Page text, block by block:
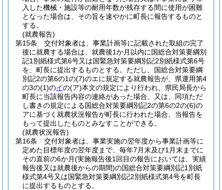
入した機械・施設等の耐用年数が残存する間に使用が困難
となった場合は、その旨を速やかに町長に報告するものと
する。
(就農報告)
第15条
交付対象者は、事業計画等に記載された取組の完了
後に就農する場合は、就農後1か月以内に国総合対策要綱別
記1別紙様式第6号又は国緊急対策要綱別記2別紙様式第6号
を、町長に提出するものとする。 ただし、国総合対策要綱
別記2の第6の1の(7)のエに規定する就農報告が、県運用第4
の3の(1)のイの(ア)本文の規定により行われ、県民局長から
町長に当該報告内容の連絡があった場合、又は、同項ただ
し書きの規定による国総合対策要綱別記2の第6の2の(6)の
アに基づく就農状況報告が町長に行われた場合、当報告を
もって提出したものとみなすことができる。
(就農状況報告)
第16条
交付対象者は、事業実施の翌年度から事業計画等に
定めた目標年度の翌年度まで、毎年7月末及び1月末までに
その直前の6か月(実施報告後1回目の報告においては、実績
報告後又は就農後からの期間)の国総合対策要綱別記1別紙
様式第4号又は国緊急対策要綱別記2別紙様式第4号を町長
に提出するものとする。